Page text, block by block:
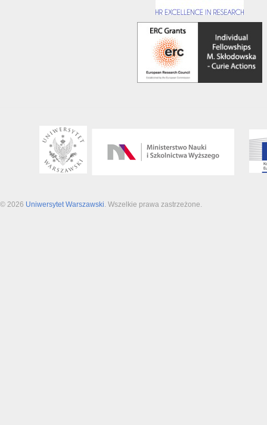
© 2026 Uniwersytet Warszawski . Wszelkie prawa zastrzeżone.